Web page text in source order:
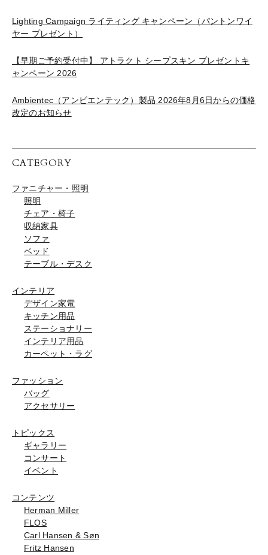
Lighting Campaign ライティング キャンペーン（パントンワイ
ヤー プレゼント）
【早期ご予約受付中】 アトラクト シープスキン プレゼントキ
ャンペーン 2026
Ambientec（アンビエンテック）製品 2026年8月6日からの価格
改定のお知らせ
CATEGORY
ファニチャー・照明
照明
チェア・椅子
収納家具
ソファ
ベッド
テーブル・デスク
インテリア
デザイン家電
キッチン用品
ステーショナリー
インテリア用品
カーペット・ラグ
ファッション
バッグ
アクセサリー
トピックス
ギャラリー
コンサート
イベント
コンテンツ
Herman Miller
FLOS
Carl Hansen & Søn
Fritz Hansen